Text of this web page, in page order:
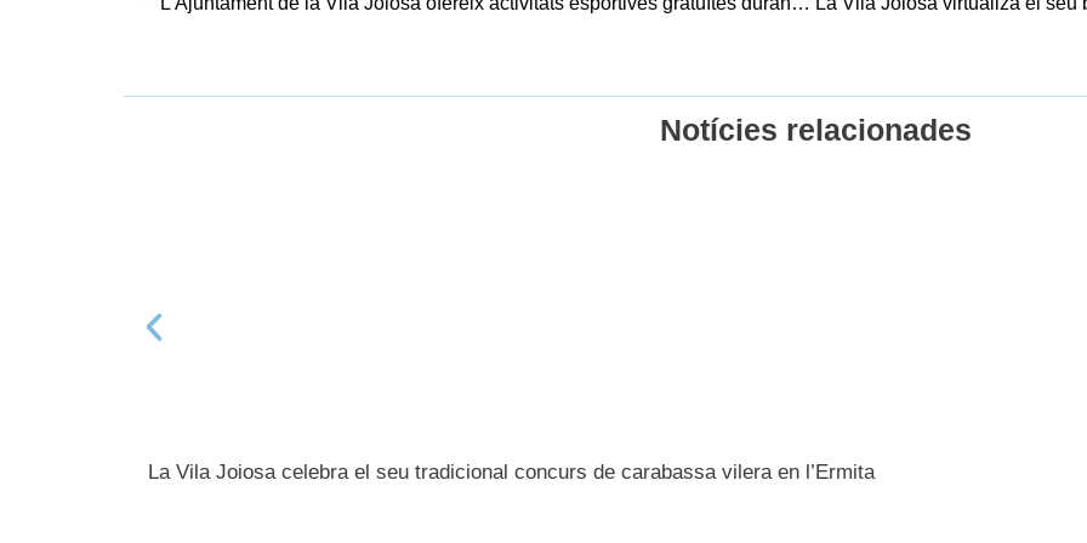
Notícies relacionades
La Vila Joiosa celebra el seu tradicional concurs de carabassa vilera en l’Ermita